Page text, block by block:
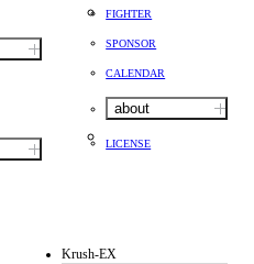
FIGHTER
SPONSOR
CALENDAR
about
LICENSE
Krush-EX